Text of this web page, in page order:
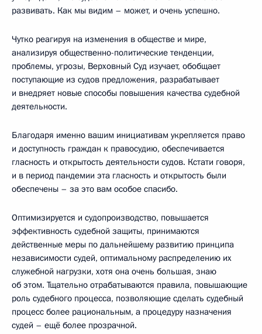
развивать. Как мы видим – может, и очень успешно.
Чутко реагируя на изменения в обществе и мире,
анализируя общественно-политические тенденции,
проблемы, угрозы, Верховный Суд изучает, обобщает
поступающие из судов предложения, разрабатывает
и внедряет новые способы повышения качества судебной
деятельности.
Благодаря именно вашим инициативам укрепляется право
и доступность граждан к правосудию, обеспечивается
гласность и открытость деятельности судов. Кстати говоря,
и в период пандемии эта гласность и открытость были
обеспечены – за это вам особое спасибо.
Оптимизируется и судопроизводство, повышается
эффективность судебной защиты, принимаются
действенные меры по дальнейшему развитию принципа
независимости судей, оптимальному распределению их
служебной нагрузки, хотя она очень большая, знаю
об этом. Тщательно отрабатываются правила, повышающие
роль судебного процесса, позволяющие сделать судебный
процесс более рациональным, а процедуру назначения
судей – ещё более прозрачной.